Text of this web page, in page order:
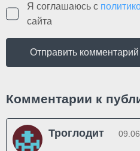
Я соглашаюсь с
сайта
Комментарии к
Троглодит